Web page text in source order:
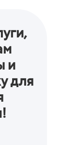
и
для